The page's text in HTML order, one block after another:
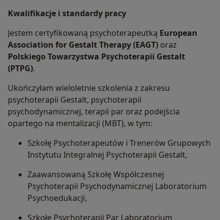
Kwalifikacje i standardy pracy
Jestem certyfikowaną psychoterapeutką European
Association for Gestalt Therapy (EAGT) oraz
Polskiego Towarzystwa Psychoterapii Gestalt
(PTPG).
Ukończyłam wieloletnie szkolenia z zakresu
psychoterapii Gestalt, psychoterapii
psychodynamicznej, terapii par oraz podejścia
opartego na mentalizacji (MBT), w tym:
Szkołę Psychoterapeutów i Trenerów Grupowych
Instytutu Integralnej Psychoterapii Gestalt,
Zaawansowaną Szkołę Współczesnej
Psychoterapii Psychodynamicznej Laboratorium
Psychoedukacji,
Szkołę Psychoterapii Par Laboratorium